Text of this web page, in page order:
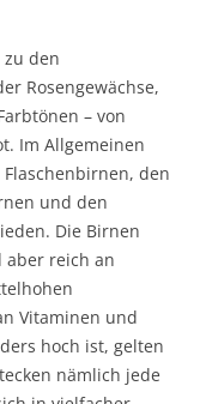
den
Rosengewächse,
– von
Im Allgemeinen
den
und den
Die Birnen
aber reich an
Vitaminen und
hoch ist, gelten
nämlich jede